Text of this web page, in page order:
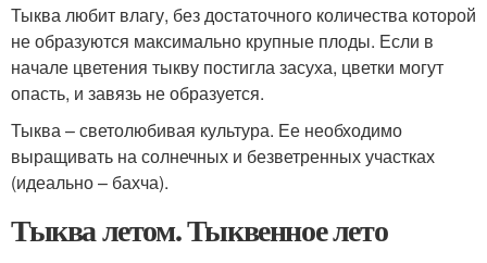
Тыква любит влагу, без достаточного количества которой
не образуются максимально крупные плоды. Если в
начале цветения тыкву постигла засуха, цветки могут
опасть, и завязь не образуется.
Тыква – светолюбивая культура. Ее необходимо
выращивать на солнечных и безветренных участках
(идеально – бахча).
Тыква летом. Тыквенное лето